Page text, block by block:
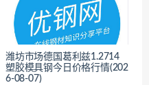
潍坊市场德国葛利兹1.2714
塑胶模具钢今日价格行情(202
6-08-07)